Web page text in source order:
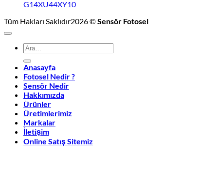
G14XU44XY10
Tüm Hakları Saklıdır2026 ©Sensör Fotosel
Ara:
Anasayfa
Fotosel Nedir ?
Sensör Nedir
Hakkımızda
Ürünler
Üretimlerimiz
Markalar
İletişim
Online Satış Sitemiz